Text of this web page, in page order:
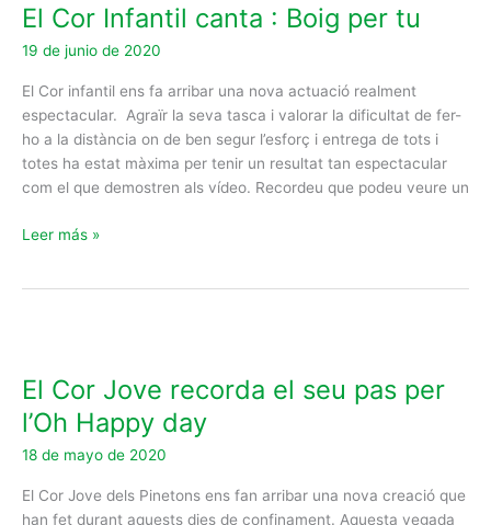
El Cor Infantil canta : Boig per tu
19 de junio de 2020
El Cor infantil ens fa arribar una nova actuació realment
espectacular. Agraïr la seva tasca i valorar la dificultat de fer-
ho a la distància on de ben segur l’esforç i entrega de tots i
totes ha estat màxima per tenir un resultat tan espectacular
com el que demostren als vídeo. Recordeu que podeu veure un
Infantil
Boig
per
tu
Leer más »
El Cor Jove recorda el seu pas per
l’Oh Happy day
18 de mayo de 2020
El Cor Jove dels Pinetons ens fan arribar una nova creació que
han fet durant aquests dies de confinament. Aquesta vegada
Jove
recorda
el
seu
per